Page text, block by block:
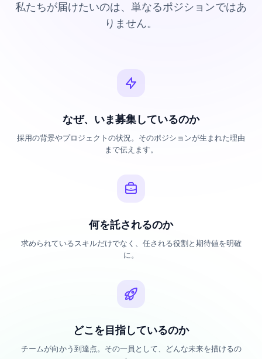
私たちが届けたいのは、単なるポジションではあ
りません。
なぜ、いま募集しているのか
採用の背景やプロジェクトの状況。そのポジションが生まれた理由
まで伝えます。
何を託されるのか
求められているスキルだけでなく、任される役割と期待値を明確
に。
どこを目指しているのか
チームが向かう到達点。その一員として、どんな未来を描けるの